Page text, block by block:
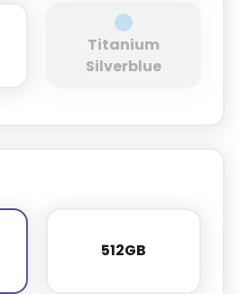
WhitesilverTitanium
Silverblue
Titanium
512GB
512GB